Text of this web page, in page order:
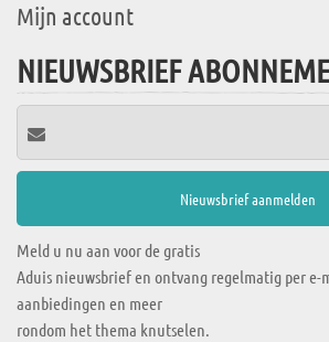
Mijn account
NIEUWSBRIEF
Meld u nu aan voor de gratis
Aduis nieuwsbrief en ontvang regelmatig per e-
aanbiedingen en meer
rondom het thema knutselen.